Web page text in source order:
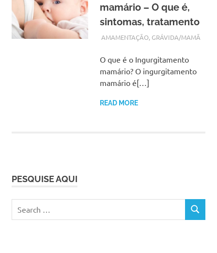
mamário – O que é,
sintomas, tratamento
OUTUBRO 4, 2017
ADMIN
AMAMENTAÇÃO, GRÁVIDA/MAMÃ
O que é o Ingurgitamento
mamário? O ingurgitamento
mamário é[…]
READ MORE
PESQUISE AQUI
for:
SEARCH